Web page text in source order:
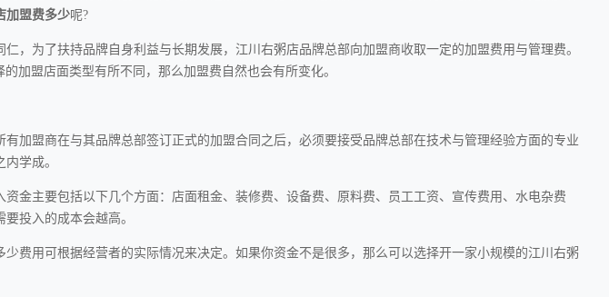
加盟费多少呢?
为了扶持品牌自身利益与长期发展，江川右粥店品牌总部向加盟商收取一定的加盟费用与管理费。
加盟店面类型有所不同，那么加盟费自然也会有所变化。
加盟商在与其品牌总部签订正式的加盟合同之后，必须要接受品牌总部在技术与管理经验方面的专业
学成。
金主要包括以下几个方面：店面租金、装修费、设备费、原料费、员工工资、宣传费用、水电杂费
投入的成本会越高。
费用可根据经营者的实际情况来决定。如果你资金不是很多，那么可以选择开一家小规模的江川右粥